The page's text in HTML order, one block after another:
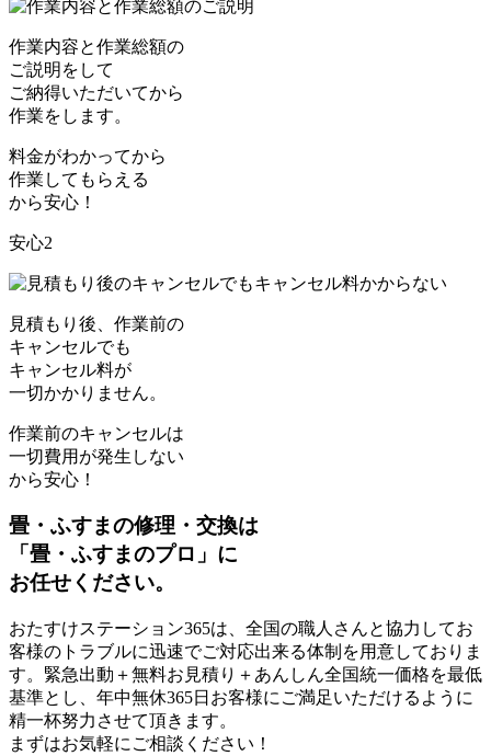
作業内容と作業総額の
ご説明をして
ご納得いただいてから
作業をします。
料金がわかってから
作業してもらえる
から安心！
安心2
見積もり後、作業前の
キャンセルでも
キャンセル料が
一切かかりません。
作業前のキャンセルは
一切費用が発生しない
から安心！
畳・ふすまの修理・交換は
「 畳・ふすまのプロ 」 に
お任せください。
おたすけステーション365は、全国の職人さんと協力してお
客様のトラブルに迅速でご対応出来る体制を用意しておりま
す。緊急出動＋無料お見積り＋あんしん全国統一価格を最低
基準とし、年中無休365日お客様にご満足いただけるように
精一杯努力させて頂きます。
まずはお気軽にご相談ください！